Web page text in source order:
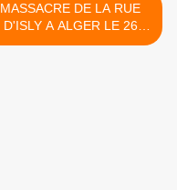
MASSACRE DE LA RUE
D'ISLY A ALGER LE 26
MARS 1962 >